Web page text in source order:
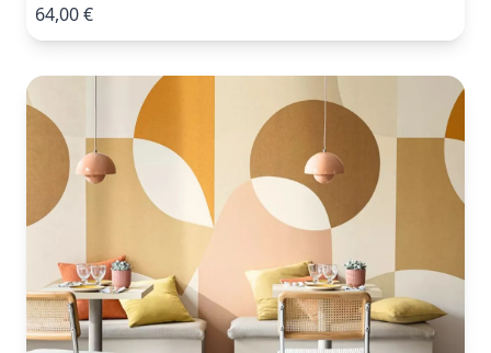
64,00 €